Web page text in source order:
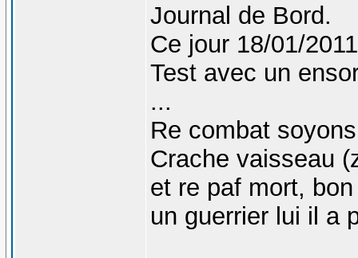
Journal de Bord.
Ce jour 18/01/
Test avec un
...
Re combat
Crache vaisseau
et re paf mort,
un guerrier lui il a